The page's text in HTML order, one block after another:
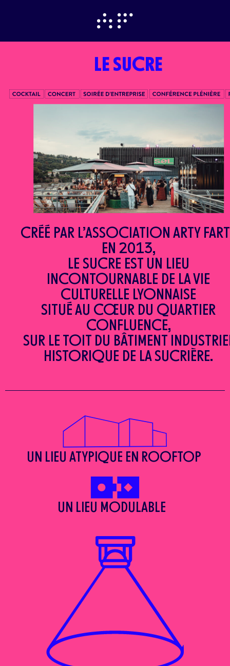
LE SUCRE
CRÉÉ PAR L’ASSOCIATION ARTY
EN 2013,
LE SUCRE EST UN LIEU
INCONTOURNABLE DE LA VIE
CULTURELLE LYONNAISE
SITUÉ AU CŒUR DU QUARTIER
CONFLUENCE,
SUR LE TOIT DU BÂTIMENT
HISTORIQUE DE LA SUCRIÈRE.
UN LIEU ATYPIQUE EN ROOFTOP
UN LIEU MODULABLE